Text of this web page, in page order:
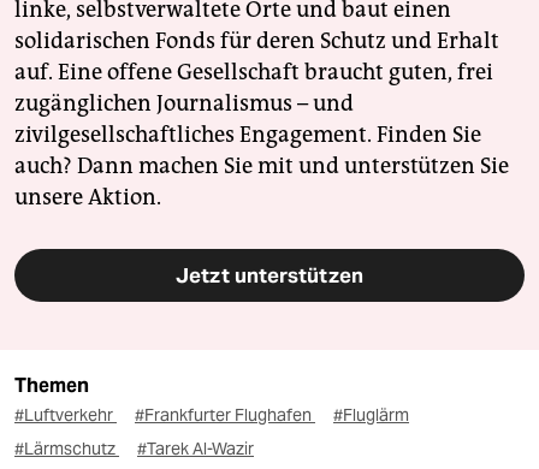
linke, selbstverwaltete Orte und baut einen
solidarischen Fonds für deren Schutz und Erhalt
auf. Eine offene Gesellschaft braucht guten, frei
zugänglichen Journalismus – und
zivilgesellschaftliches Engagement. Finden Sie
auch? Dann machen Sie mit und unterstützen Sie
unsere Aktion.
Jetzt unterstützen
Themen
#Luftverkehr #Frankfurter Flughafen
#Fluglärm
#Lärmschutz
#Tarek Al-Wazir